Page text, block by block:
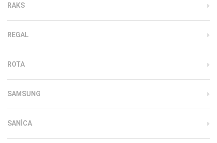
RAKS
REGAL
ROTA
SAMSUNG
SANICA